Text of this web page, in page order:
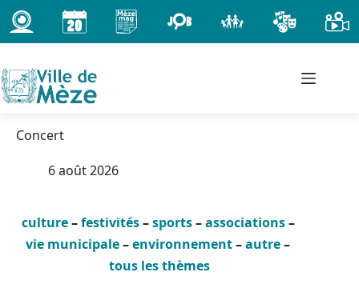
Passer
au
contenu
Concert
6 août 2026
culture–festivités–sports–associations–
vie municipale–environnement–autre–
tous les thèmes